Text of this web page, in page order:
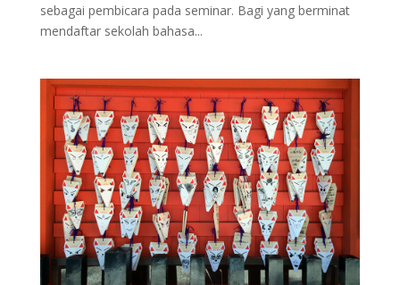
sebagai pembicara pada seminar. Bagi yang berminat
mendaftar sekolah bahasa...